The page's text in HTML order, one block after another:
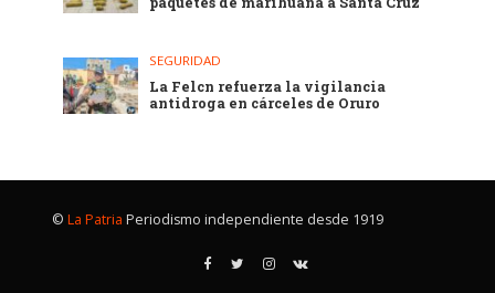
SEGURIDAD
La Felcn refuerza la vigilancia
antidroga en cárceles de Oruro
© La Patria Periodismo independiente desde 1919